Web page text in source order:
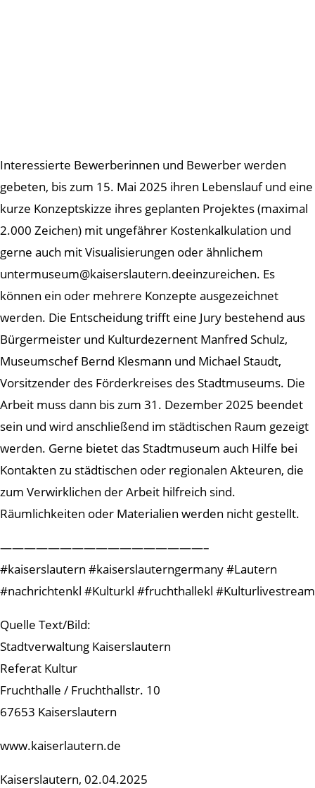
Interessierte Bewerberinnen und Bewerber werden
gebeten, bis zum 15. Mai 2025 ihren Lebenslauf und eine
kurze Konzeptskizze ihres geplanten Projektes (maximal
2.000 Zeichen) mit ungefährer Kostenkalkulation und
gerne auch mit Visualisierungen oder ähnlichem
untermuseum@kaiserslautern.deeinzureichen. Es
können ein oder mehrere Konzepte ausgezeichnet
werden. Die Entscheidung trifft eine Jury bestehend aus
Bürgermeister und Kulturdezernent Manfred Schulz,
Museumschef Bernd Klesmann und Michael Staudt,
Vorsitzender des Förderkreises des Stadtmuseums. Die
Arbeit muss dann bis zum 31. Dezember 2025 beendet
sein und wird anschließend im städtischen Raum gezeigt
werden. Gerne bietet das Stadtmuseum auch Hilfe bei
Kontakten zu städtischen oder regionalen Akteuren, die
zum Verwirklichen der Arbeit hilfreich sind.
Räumlichkeiten oder Materialien werden nicht gestellt.
—————————————————–
#kaiserslautern #kaiserslauterngermany #Lautern
#nachrichtenkl #Kulturkl #fruchthallekl #Kulturlivestream
Quelle Text/Bild:
Stadtverwaltung Kaiserslautern
Referat Kultur
Fruchthalle / Fruchthallstr. 10
67653 Kaiserslautern
www.kaiserlautern.de
Kaiserslautern, 02.04.2025